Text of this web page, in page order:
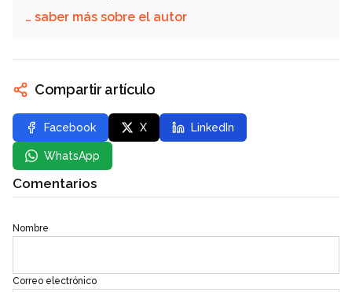
… saber más sobre el autor
Compartir artículo
Facebook X LinkedIn
WhatsApp
Comentarios
Nombre
Correo electrónico